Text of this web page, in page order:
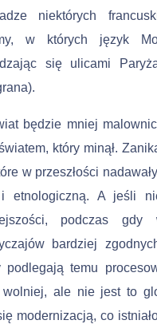
niektórych
w których język
się ulicami
będzie mniej
który minął.
w przeszłości
i etnologiczną. A jeśli
podczas gdy
bardziej
podlegają temu
ale nie jest to
modernizacją, co